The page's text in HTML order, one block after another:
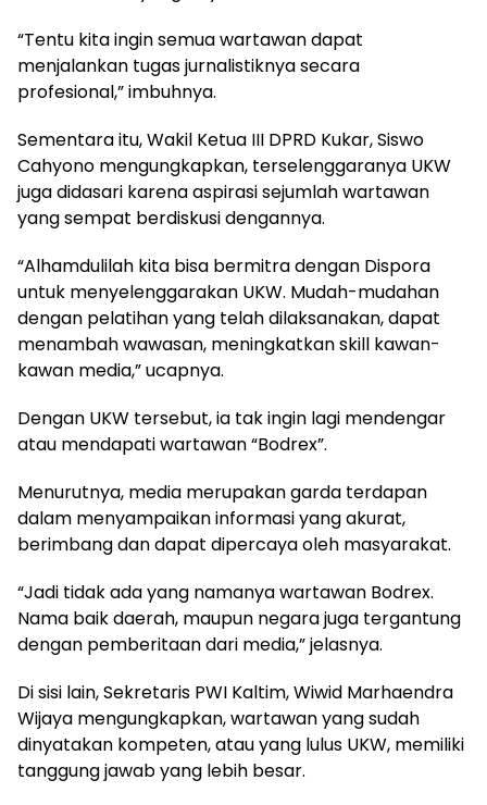
“Tentu kita ingin semua wartawan dapat
menjalankan tugas jurnalistiknya secara
profesional,” imbuhnya.
Sementara itu, Wakil Ketua III DPRD Kukar, Siswo
Cahyono mengungkapkan, terselenggaranya UKW
juga didasari karena aspirasi sejumlah wartawan
yang sempat berdiskusi dengannya.
“Alhamdulilah kita bisa bermitra dengan Dispora
untuk menyelenggarakan UKW. Mudah-mudahan
dengan pelatihan yang telah dilaksanakan, dapat
menambah wawasan, meningkatkan skill kawan-
kawan media,” ucapnya.
Dengan UKW tersebut, ia tak ingin lagi mendengar
atau mendapati wartawan “Bodrex”.
Menurutnya, media merupakan garda terdapan
dalam menyampaikan informasi yang akurat,
berimbang dan dapat dipercaya oleh masyarakat.
“Jadi tidak ada yang namanya wartawan Bodrex.
Nama baik daerah, maupun negara juga tergantung
dengan pemberitaan dari media,” jelasnya.
Di sisi lain, Sekretaris PWI Kaltim, Wiwid Marhaendra
Wijaya mengungkapkan, wartawan yang sudah
dinyatakan kompeten, atau yang lulus UKW, memiliki
tanggung jawab yang lebih besar.